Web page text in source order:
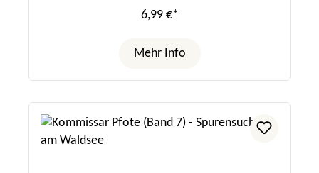
6,99 €*
Mehr Info